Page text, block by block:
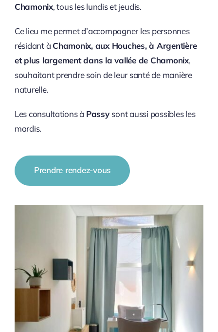
Chamonix, tous les lundis et jeudis.
Ce lieu me permet d’accompagner les personnes
résidant à Chamonix, aux Houches, à Argentière
et plus largement dans la vallée de Chamonix,
souhaitant prendre soin de leur santé de manière
naturelle.
Les consultations à Passy sont aussi possibles les
mardis.
Prendre rendez-vous